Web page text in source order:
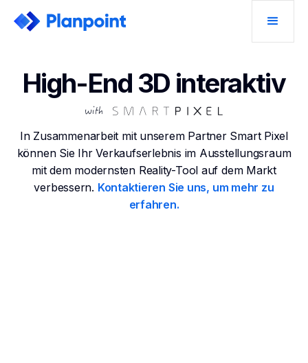
High-End 3D interaktiv
In Zusammenarbeit mit unserem Partner Smart Pixel
können Sie Ihr Verkaufserlebnis im Ausstellungsraum
mit dem modernsten Reality-Tool auf dem Markt
verbessern. Kontaktieren Sie uns, um mehr zu
erfahren.